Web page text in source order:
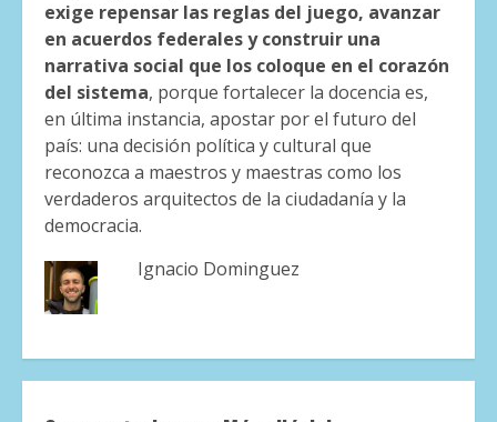
exige repensar las reglas del juego, avanzar
en acuerdos federales y construir una
narrativa social que los coloque en el corazón
del sistema, porque fortalecer la docencia es,
en última instancia, apostar por el futuro del
país: una decisión política y cultural que
reconozca a maestros y maestras como los
verdaderos arquitectos de la ciudadanía y la
democracia.
Ignacio Dominguez